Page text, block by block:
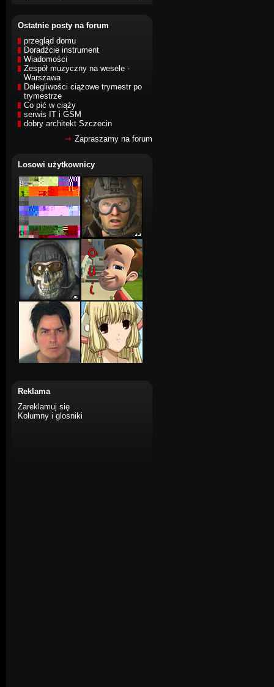
Ostatnie posty na forum
przegląd domu
Doradźcie instrument
Wiadomości
Zespół muzyczny na wesele -
Warszawa
Dolegliwości ciążowe trymestr po
trymestrze
Co pić w ciąży
serwis IT i GSM
dobry architekt Szczecin
Zapraszamy na forum
Losowi użytkownicy
Reklama
Zareklamuj się
Kolumny i glosniki